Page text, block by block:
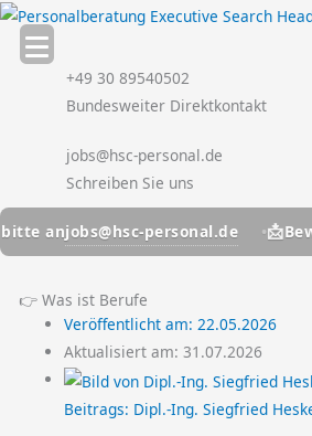
Zum
Inhalt
springen
+49 30 89540502
Bundesweiter Direktkontakt
jobs@hsc-personal.de
Schreiben Sie uns
personal.de 📩Bewerber?
👉 Was ist Berufe
Veröffentlicht am:22.05.2026
Aktualisiert am: 31.07.2026
Beitrags: Dipl.-Ing. Siegfried